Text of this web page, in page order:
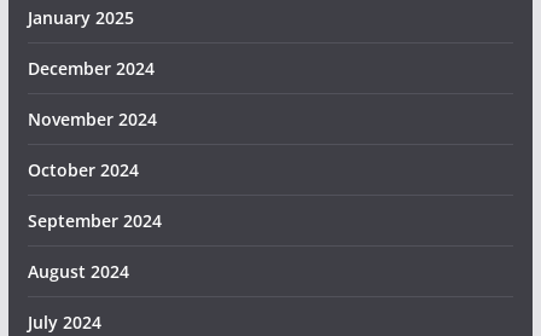
January 2025
December 2024
November 2024
October 2024
September 2024
August 2024
July 2024